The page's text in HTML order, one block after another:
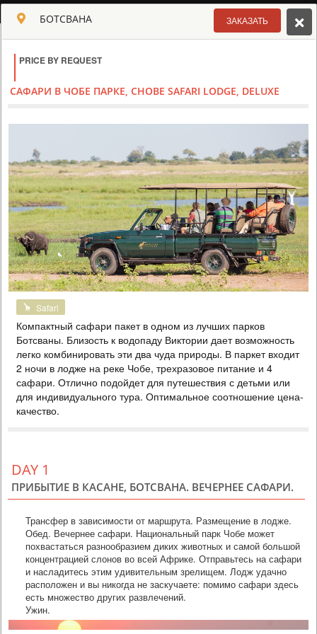
РУССКИЙ
TOUR HOTEL ACTIV MAP CART
САФАРИ В ЧОБЕ ПАРКЕ, CHOBE SAFARI LODGE,
DELUXE
PRICE BY REQUEST
БОТСВАНА
3 DAYS
Safari
Компактный сафари пакет в одном из лучших парков Ботсваны.
Близость к водопаду Виктории дает возможность легко
ЗАКАЗАТЬ
БОТСВАНА
PRICE BY REQUEST
САФАРИ В ЧОБЕ ПАРКЕ, CHOBE SAFARI LODGE, DELUXE
Safari
Компактный сафари пакет в одном из лучших парков
Ботсваны. Близость к водопаду Виктории дает возможность
легко комбинировать эти два чуда природы. В паркет входит
2 ночи в лодже на реке Чобе, трехразовое питание и 4
сафари. Отлично подойдет для путешествия с детьми или
для индивидуального тура. Оптимальное соотношение цена-
качество.
DAY 1
ПРИБЫТИЕ В КАСАНЕ, БОТСВАНА. ВЕЧЕРНЕЕ САФАРИ.
Трансфер в зависимости от маршрута. Размещение в лодже.
Обед. Вечернее сафари. Национальный парк Чобе может
похвастаться разнообразием диких животных и самой большой
концентрацией слонов во всей Африке. Отправьтесь на сафари
и насладитесь этим удивительным зрелищем. Лодж удачно
расположен и вы никогда не заскучаете: помимо сафари здесь
есть множество других развлечений.
Ужин.